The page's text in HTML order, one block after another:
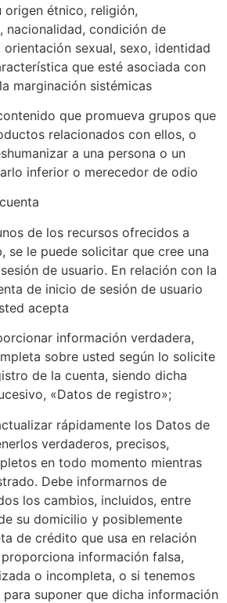
étnico, religión,
nacionalidad, condición de
sexual, sexo, identidad
que esté asociada con
marginación sistémicas
que promueva grupos que
relacionados con ellos, o
a una persona o un
inferior o merecedor de odio
de los recursos ofrecidos a
se le puede solicitar que cree una
de usuario. En relación con la
de inicio de sesión de usuario
acepta
información verdadera,
sobre usted según lo solicite
de la cuenta, siendo dicha
«Datos de registro»;
rápidamente los Datos de
verdaderos, precisos,
en todo momento mientras
Debe informarnos de
los cambios, incluidos, entre
su domicilio y posiblemente
de crédito que usa en relación
información falsa,
o incompleta, o si tenemos
suponer que dicha información